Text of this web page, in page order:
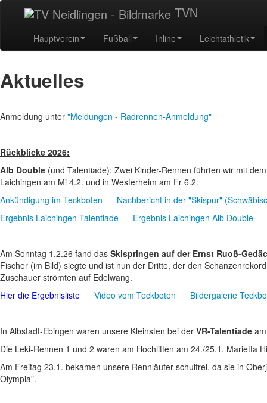
TVN
Hauptverein Fußball Inline Leichtathletik
Aktuelles
Anmeldung unter "Meldungen - Radrennen-Anmeldung"
Rückblicke 2026:
Alb Double (und Talentiade): Zwei Kinder-Rennen führten wir mit
Laichingen am Mi 4.2. und in Westerheim am Fr 6.2.
Ankündigung im Teckboten
Nachbericht in der "Skispur"
Ergebnis Laichingen Talentiade
Ergebnis Laichingen Alb Double
Am Sonntag 1.2.26 fand das Skispringen auf der Ernst Ruoß-
Fischer (im Bild) siegte und ist nun der Dritte, der den
Zuschauer strömten auf Edelwang.
Hier die Ergebnisliste
Video vom Teckboten Bildergalerie
In Albstadt-Ebingen waren unsere Kleinsten bei der VR-Talentiade
Die Leki-Rennen 1 und 2 waren am Hochlitten am 24./25.1. Marietta
Am Freitag 23.1. bekamen unsere Rennläufer schulfrei, da sie in
Olympia".